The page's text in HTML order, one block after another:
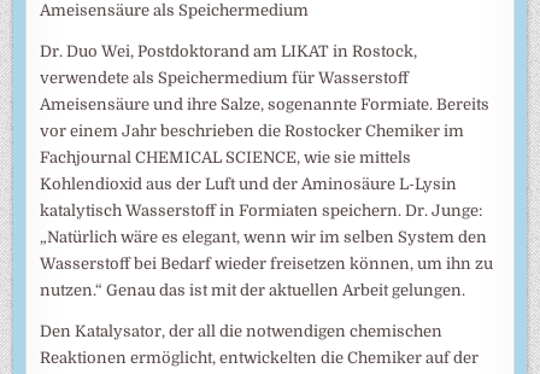
Ameisensäure als Speichermedium
Dr. Duo Wei, Postdoktorand am LIKAT in Rostock,
verwendete als Speichermedium für Wasserstoff
Ameisensäure und ihre Salze, sogenannte Formiate. Bereits
vor einem Jahr beschrieben die Rostocker Chemiker im
Fachjournal CHEMICAL SCIENCE, wie sie mittels
Kohlendioxid aus der Luft und der Aminosäure L-Lysin
katalytisch Wasserstoff in Formiaten speichern. Dr. Junge:
„Natürlich wäre es elegant, wenn wir im selben System den
Wasserstoff bei Bedarf wieder freisetzen können, um ihn zu
nutzen.“ Genau das ist mit der aktuellen Arbeit gelungen.
Den Katalysator, der all die notwendigen chemischen
Reaktionen ermöglicht, entwickelten die Chemiker auf der